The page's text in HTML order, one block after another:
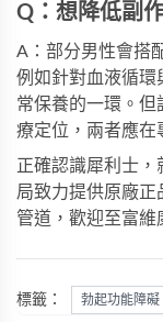
Q：想降低副
A：部分男性會搭
例如針對血液循環
常保養的一環。但
療定位，兩者應在
正確認識犀利士
局致力提供原廠正
管道，歡迎至富維
標籤： 勃起功能障礙